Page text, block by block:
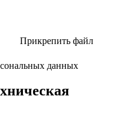
Прикрепить файл
данных